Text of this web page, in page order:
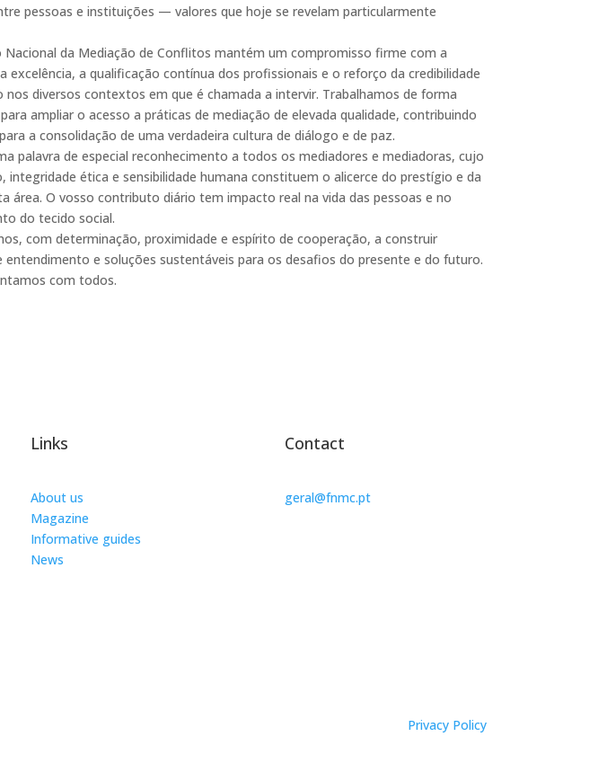
pessoas e instituições — valores que hoje se revelam particularmente
Nacional da Mediação de Conflitos mantém um compromisso firme com a
excelência, a qualificação contínua dos profissionais e o reforço da credibilidade
nos diversos contextos em que é chamada a intervir. Trabalhamos de forma
ampliar o acesso a práticas de mediação de elevada qualidade, contribuindo
a consolidação de uma verdadeira cultura de diálogo e de paz.
palavra de especial reconhecimento a todos os mediadores e mediadoras, cujo
integridade ética e sensibilidade humana constituem o alicerce do prestígio e da
área. O vosso contributo diário tem impacto real na vida das pessoas e no
do tecido social.
com determinação, proximidade e espírito de cooperação, a construir
entendimento e soluções sustentáveis para os desafios do presente e do futuro.
com todos.
Links
About us
Magazine
Informative guides
News
Contact
geral@fnmc.pt
Privacy Policy